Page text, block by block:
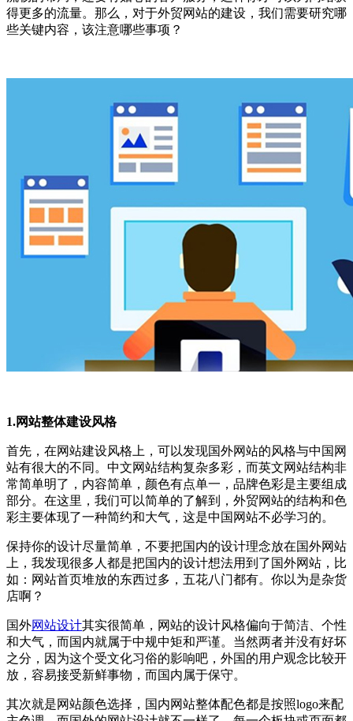
得更多的流量。那么，对于外贸网站的建设，我们需要研究哪
些关键内容，该注意哪些事项？
1.网站整体建设风格
首先，在网站建设风格上，可以发现国外网站的风格与中国网
站有很大的不同。中文网站结构复杂多彩，而英文网站结构非
常简单明了，内容简单，颜色有点单一，品牌色彩是主要组成
部分。在这里，我们可以简单的了解到，外贸网站的结构和色
彩主要体现了一种简约和大气，这是中国网站不必学习的。
保持你的设计尽量简单，不要把国内的设计理念放在国外网站
上，我发现很多人都是把国内的设计想法用到了国外网站，比
如：网站首页堆放的东西过多，五花八门都有。你以为是杂货
店啊？
国外网站设计其实很简单，网站的设计风格偏向于简洁、个性
和大气，而国内就属于中规中矩和严谨。当然两者并没有好坏
之分，因为这个受文化习俗的影响吧，外国的用户观念比较开
放，容易接受新鲜事物，而国内属于保守。
其次就是网站颜色选择，国内网站整体配色都是按照logo来配